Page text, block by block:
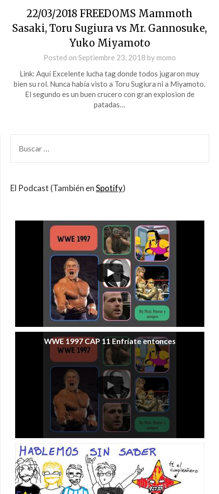
22/03/2018 FREEDOMS Mammoth
Sasaki, Toru Sugiura vs Mr. Gannosuke,
Yuko Miyamoto
Posted on Septiembre 23, 2018 bymomo
Link: Aquí Excelente lucha tag donde todos jugaron muy
bien su rol. Nunca había visto a Toru Sugiura ni a Miyamoto.
El segundo es un buen crucero con gran explosion de
patadas…
POR:
El Podcast (También enSpotify)
WWE 1997 CAP 11 Enfríate entonces